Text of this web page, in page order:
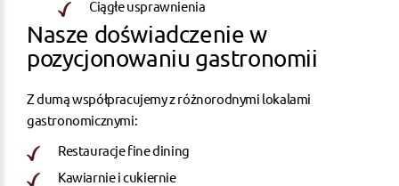
Ciągłe usprawnienia
Nasze doświadczenie w
pozycjonowaniu gastronomii
Z dumą współpracujemy z różnorodnymi lokalami
gastronomicznymi:
Restauracje fine dining
Kawiarnie i cukiernie